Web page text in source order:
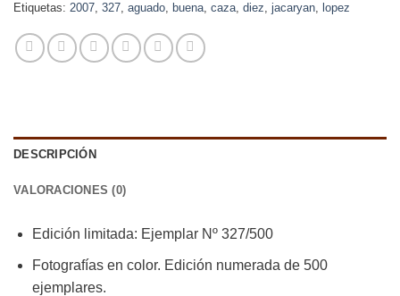
Etiquetas: 2007, 327, aguado, buena, caza, diez, jacaryan, lopez
DESCRIPCIÓN
VALORACIONES (0)
Edición limitada: Ejemplar Nº 327/500
Fotografías en color. Edición numerada de 500
ejemplares.